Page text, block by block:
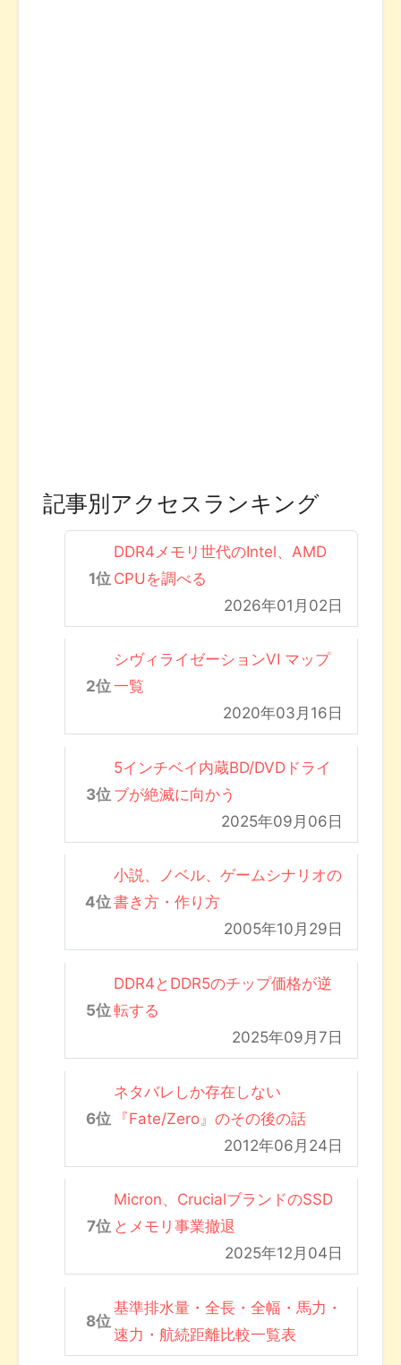
記事別アクセスランキング
DDR4メモリ世代のIntel、AMD
CPUを調べる
2026年01月02日
シヴィライゼーションVI マップ
一覧
2020年03月16日
5インチベイ内蔵BD/DVDドライ
ブが絶滅に向かう
2025年09月06日
小説、ノベル、ゲームシナリオの
書き方・作り方
2005年10月29日
DDR4とDDR5のチップ価格が逆
転する
2025年09月7日
ネタバレしか存在しない
『Fate/Zero』のその後の話
2012年06月24日
Micron、CrucialブランドのSSD
とメモリ事業撤退
2025年12月04日
基準排水量・全長・全幅・馬力・
速力・航続距離比較一覧表